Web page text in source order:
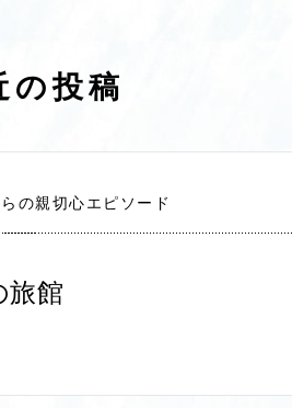
の投稿
の親切心エピソード
旅館